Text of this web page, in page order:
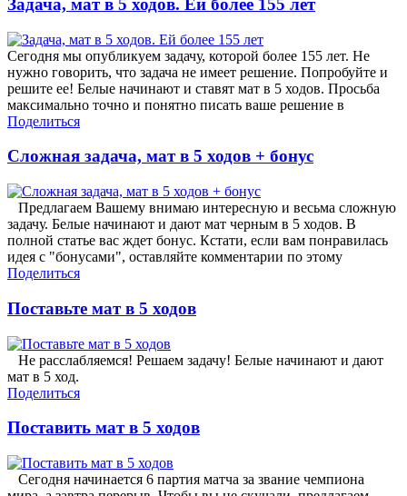
Задача, мат в 5 ходов. Ей более 155 лет
Сегодня мы опубликуем задачу, которой более 155 лет. Не
нужно говорить, что задача не имеет решение. Попробуйте и
решите ее! Белые начинают и ставят мат в 5 ходов. Просьба
максимально точно и понятно писать ваше решение в
Поделиться
Сложная задача, мат в 5 ходов + бонус
Предлагаем Вашему внимаю интересную и весьма сложную
задачу. Белые начинают и дают мат черным в 5 ходов. В
полной статье вас ждет бонус. Кстати, если вам понравилась
идея с "бонусами", оставляйте комментарии по этому
Поделиться
Поставьте мат в 5 ходов
Не расслабляемся! Решаем задачу! Белые начинают и дают
мат в 5 ход.
Поделиться
Поставить мат в 5 ходов
Сегодня начинается 6 партия матча за звание чемпиона